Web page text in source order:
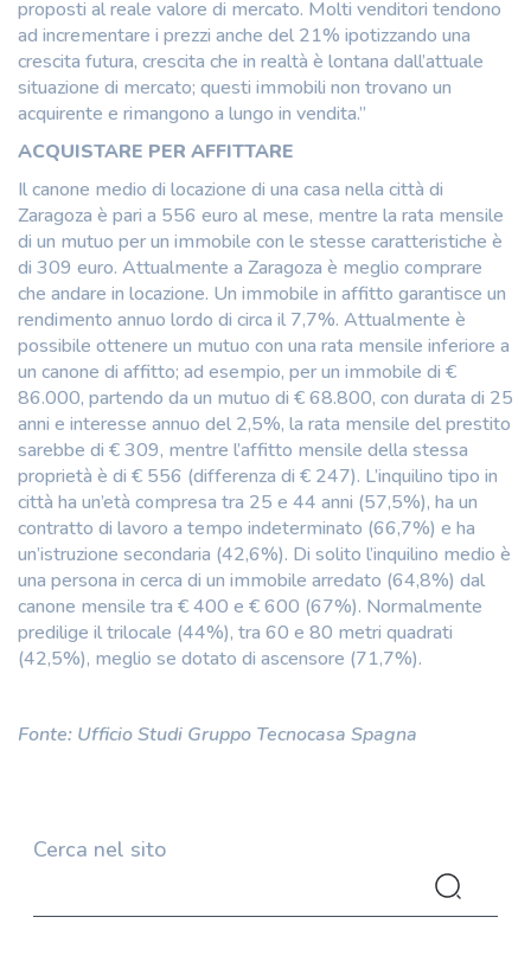
proposti al reale valore di mercato. Molti venditori tendono
ad incrementare i prezzi anche del 21% ipotizzando una
crescita futura, crescita che in realtà è lontana dall’attuale
situazione di mercato; questi immobili non trovano un
acquirente e rimangono a lungo in vendita.”
ACQUISTARE PER AFFITTARE
Il canone medio di locazione di una casa nella città di
Zaragoza è pari a 556 euro al mese, mentre la rata mensile
di un mutuo per un immobile con le stesse caratteristiche è
di 309 euro. Attualmente a Zaragoza è meglio comprare
che andare in locazione. Un immobile in affitto garantisce un
rendimento annuo lordo di circa il 7,7%. Attualmente è
possibile ottenere un mutuo con una rata mensile inferiore a
un canone di affitto; ad esempio, per un immobile di €
86.000, partendo da un mutuo di € 68.800, con durata di 25
anni e interesse annuo del 2,5%, la rata mensile del prestito
sarebbe di € 309, mentre l’affitto mensile della stessa
proprietà è di € 556 (differenza di € 247). L’inquilino tipo in
città ha un’età compresa tra 25 e 44 anni (57,5%), ha un
contratto di lavoro a tempo indeterminato (66,7%) e ha
un’istruzione secondaria (42,6%). Di solito l’inquilino medio è
una persona in cerca di un immobile arredato (64,8%) dal
canone mensile tra € 400 e € 600 (67%). Normalmente
predilige il trilocale (44%), tra 60 e 80 metri quadrati
(42,5%), meglio se dotato di ascensore (71,7%).
Fonte: Ufficio Studi Gruppo Tecnocasa Spagna
Cerca nel sito